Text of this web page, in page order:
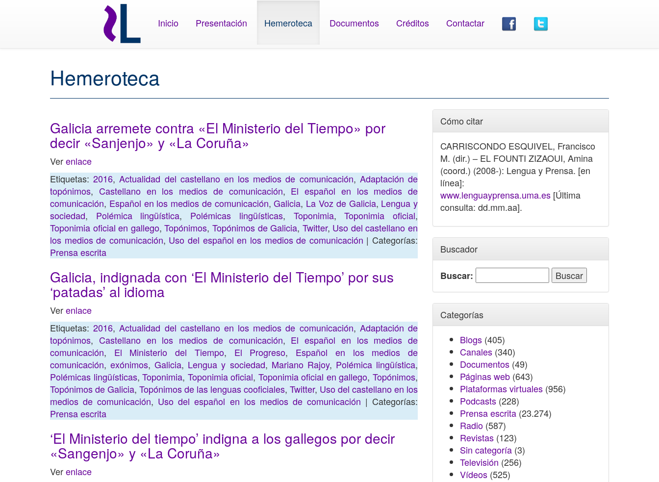
Inicio Presentación Hemeroteca Documentos Créditos Contactar
Hemeroteca
Galicia arremete contra «El Ministerio del Tiempo» por
decir «Sanjenjo» y «La Coruña»
Verenlace
Etiquetas:2016,Actualidad del castellano en los medios de comunicación, Adaptación de
topónimos, Castellano en los medios de comunicación, El español en los medios de
comunicación, Español en los medios de comunicación,Galicia, La Voz de Galicia, Lengua y
sociedad, Polémica lingüística, Polémicas lingüísticas, Toponimia,Toponimia oficial,
Toponimia oficial en gallego,Topónimos, Topónimos de Galicia, Twitter, Uso del castellano en
los medios de comunicación, Uso del español en los medios de comunicación | Categorías:
Prensa escrita
Galicia, indignada con ‘El Ministerio del Tiempo’ por sus
‘patadas’ al idioma
Verenlace
Etiquetas:2016,Actualidad del castellano en los medios de comunicación, Adaptación de
topónimos, Castellano en los medios de comunicación, El español en los medios de
comunicación, El Ministerio del Tiempo, El Progreso, Español en los medios de
comunicación,exónimos,Galicia, Lengua y sociedad, Mariano Rajoy, Polémica lingüística,
Polémicas lingüísticas,Toponimia, Toponimia oficial, Toponimia oficial en gallego,Topónimos,
Topónimos de Galicia, Topónimos de las lenguas cooficiales, Twitter, Uso del castellano en los
medios de comunicación, Uso del español en los medios de comunicación | Categorías:
Prensa escrita
‘El Ministerio del tiempo’ indigna a los gallegos por decir
«Sangenjo» y «La Coruña»
Verenlace
Cómo citar
CARRISCONDO ESQUIVEL, Francisco
M. (dir.) – EL FOUNTI ZIZAOUI, Amina
(coord.) (2008-): Lengua y Prensa. [en
línea]:
www.lenguayprensa.uma.es [Última
consulta: dd.mm.aa].
Buscador
Buscar:
Categorías
Blogs (405)
Canales (340)
Documentos (49)
Páginas web (643)
Plataformas virtuales (956)
Podcasts (228)
Prensa escrita (23.274)
Radio (587)
Revistas (123)
Sin categoría (3)
Televisión (256)
Vídeos (525)